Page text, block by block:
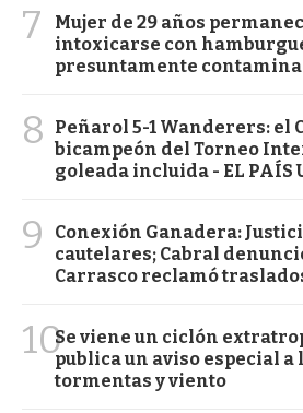
7
Mujer de 29 años
intoxicarse con
presuntamente
8
Peñarol 5-1 Wanderers: el
bicampeón del Torneo
goleada incluida - EL PAÍS
9
Conexión Ganadera:
cautelares; Cabral
Carrasco reclamó
10Se viene un ciclón
publica un aviso especial a
tormentas y viento